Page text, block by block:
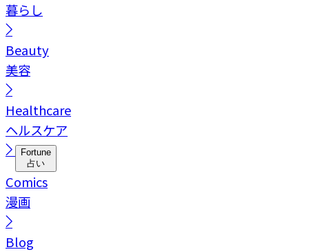
暮らし
Beauty
美容
Healthcare
ヘルスケア
Fortune
占い
Comics
漫画
Blog